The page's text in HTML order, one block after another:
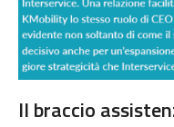
Il braccio